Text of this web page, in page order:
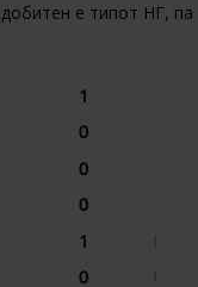
е типот НГ, па